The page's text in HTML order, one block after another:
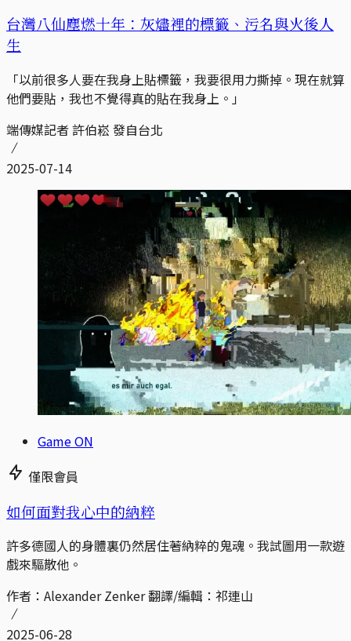
台灣八仙塵燃十年：灰燼裡的標籤、污名與火後人
生
「以前很多人要在我身上貼標籤，我要很用力撕掉。現在就算
他們要貼，我也不覺得真的貼在我身上。」
端傳媒記者 許伯崧 發自台北
2025-07-14
Game ON
僅限會員
如何面對我心中的納粹
許多德國人的身體裏仍然居住著納粹的鬼魂。我試圖用一款遊
戲來驅散他。
作者：Alexander Zenker 翻譯/編輯：祁連山
2025-06-28